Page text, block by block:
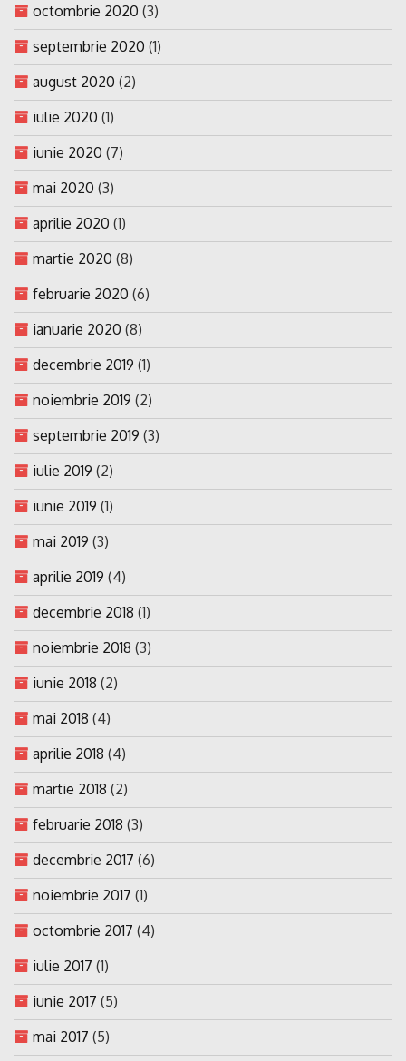
octombrie 2020 (3)
septembrie 2020 (1)
august 2020 (2)
iulie 2020 (1)
iunie 2020 (7)
mai 2020 (3)
aprilie 2020 (1)
martie 2020 (8)
februarie 2020 (6)
ianuarie 2020 (8)
decembrie 2019 (1)
noiembrie 2019 (2)
septembrie 2019 (3)
iulie 2019 (2)
iunie 2019 (1)
mai 2019 (3)
aprilie 2019 (4)
decembrie 2018 (1)
noiembrie 2018 (3)
iunie 2018 (2)
mai 2018 (4)
aprilie 2018 (4)
martie 2018 (2)
februarie 2018 (3)
decembrie 2017 (6)
noiembrie 2017 (1)
octombrie 2017 (4)
iulie 2017 (1)
iunie 2017 (5)
mai 2017 (5)